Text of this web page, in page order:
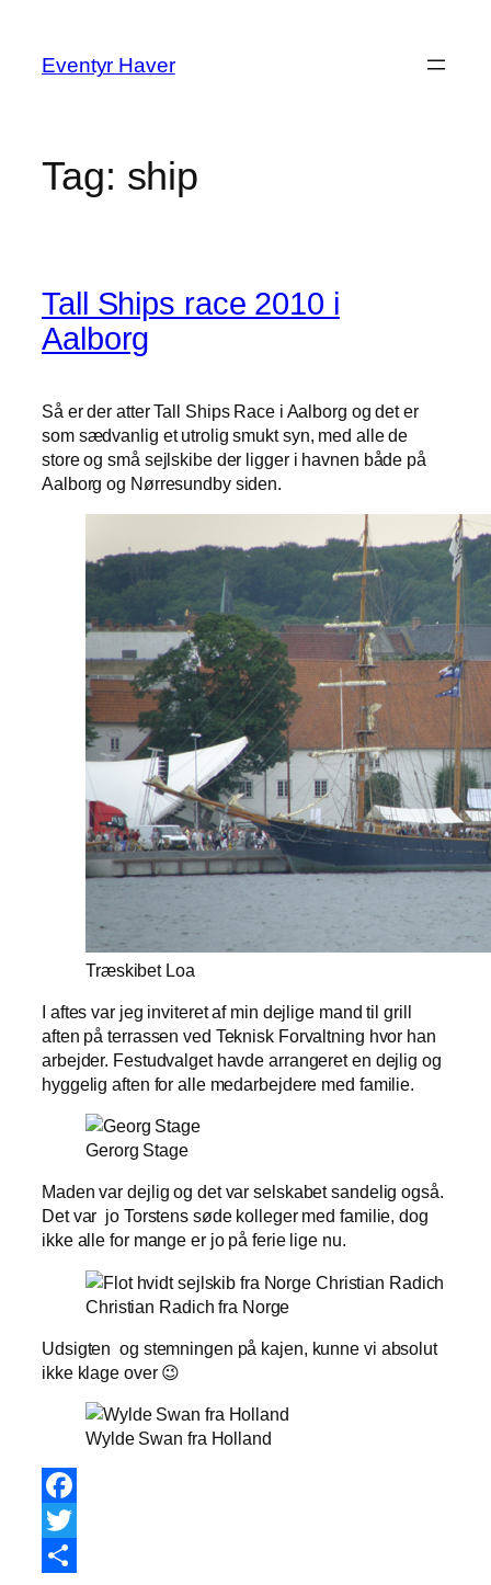
indhold
Eventyr Haver
Tag: ship
Tall Ships race 2010 i
Aalborg
Så er der atter Tall Ships Race i Aalborg og det er
som sædvanlig et utrolig smukt syn, med alle de
store og små sejlskibe der ligger i havnen både på
Aalborg og Nørresundby siden.
Træskibet Loa
I aftes var jeg inviteret af min dejlige mand til grill
aften på terrassen ved Teknisk Forvaltning hvor han
arbejder. Festudvalget havde arrangeret en dejlig og
hyggelig aften for alle medarbejdere med familie.
Gerorg Stage
Maden var dejlig og det var selskabet sandelig også.
Det var jo Torstens søde kolleger med familie, dog
ikke alle for mange er jo på ferie lige nu.
Christian Radich fra Norge
Udsigten og stemningen på kajen, kunne vi absolut
ikke klage over 😉
Wylde Swan fra Holland
Facebook
Twitter